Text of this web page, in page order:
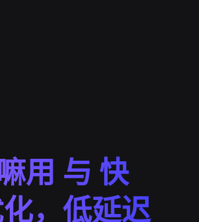
用 与 快
，低延迟